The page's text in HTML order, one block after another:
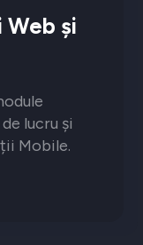
și
lucru și
Mobile.